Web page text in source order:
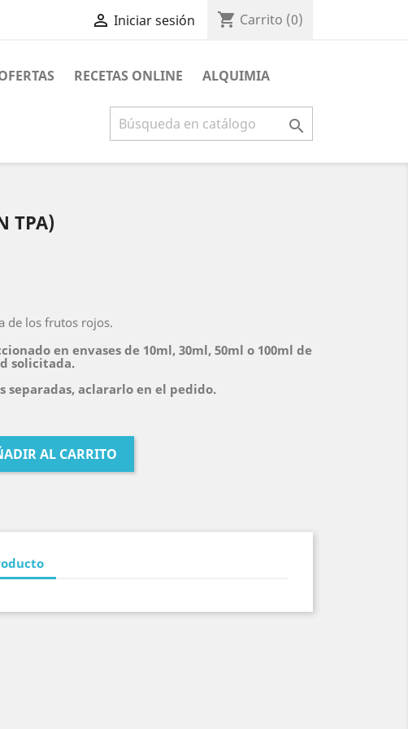
 Iniciar sesión shopping_cart Carrito (0)
RECETAS ONLINE ALQUIMIA

TPA)
de los frutos rojos.
en envases de 10ml, 30ml, 50ml o 100ml de
solicitada.
separadas, aclararlo en el pedido.
AL CARRITO